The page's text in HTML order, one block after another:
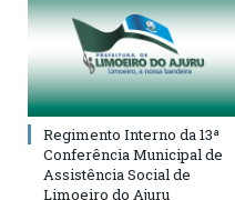
Regimento Interno da 13ª
Conferência Municipal de
Assistência Social de
Limoeiro do Ajuru